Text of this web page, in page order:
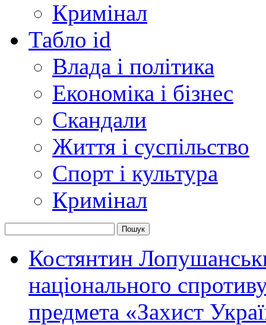
Кримінал
Табло id
Влада і політика
Економіка і бізнес
Скандали
Життя і суспільство
Спорт і культура
Кримінал
Костянтин
національного
предмета «Захист